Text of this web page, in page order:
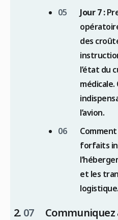
Jour 7 :
des
l’état du
l’avion.
Comment
forfaits
et les
logistique.
Communiquez